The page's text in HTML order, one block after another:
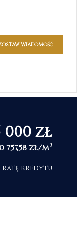
wiadomość
000 zł
757,58 zł/m2
ratę kredytu